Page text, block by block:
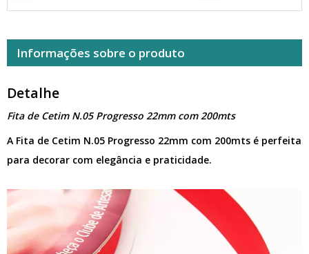
Informações sobre o produto
Detalhe
Fita de Cetim N.05 Progresso 22mm com 200mts
A Fita de Cetim N.05 Progresso 22mm com 200mts é perfeita
para decorar com elegância e praticidade.